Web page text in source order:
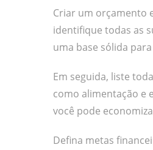
Criar um orçamento
identifique todas as
uma base sólida
Em seguida, liste
como alimentação e
você pode
Defina metas